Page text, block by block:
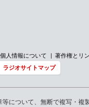
個人情報について
著作権とリ
ラジオサイトマップ
について、無断で複写・